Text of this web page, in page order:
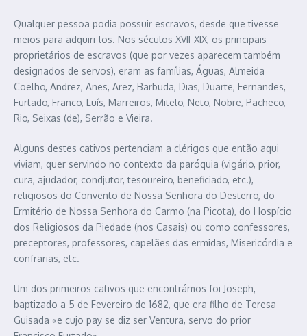
Qualquer pessoa podia possuir escravos, desde que tivesse
meios para adquiri-los. Nos séculos XVII-XIX, os principais
proprietários de escravos (que por vezes aparecem também
designados de servos), eram as famílias, Águas, Almeida
Coelho, Andrez, Anes, Arez, Barbuda, Dias, Duarte, Fernandes,
Furtado, Franco, Luís, Marreiros, Mitelo, Neto, Nobre, Pacheco,
Rio, Seixas (de), Serrão e Vieira.
Alguns destes cativos pertenciam a clérigos que então aqui
viviam, quer servindo no contexto da paróquia (vigário, prior,
cura, ajudador, condjutor, tesoureiro, beneficiado, etc.),
religiosos do Convento de Nossa Senhora do Desterro, do
Ermitério de Nossa Senhora do Carmo (na Picota), do Hospício
dos Religiosos da Piedade (nos Casais) ou como confessores,
preceptores, professores, capelães das ermidas, Misericórdia e
confrarias, etc.
Um dos primeiros cativos que encontrámos foi Joseph,
baptizado a 5 de Fevereiro de 1682, que era filho de Teresa
Guisada «e cujo pay se diz ser Ventura, servo do prior